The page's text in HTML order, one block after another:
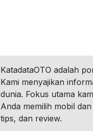
KatadataOTO adalah
Kami menyajikan
dunia. Fokus utama
Anda memilih mobil
tips, dan review.